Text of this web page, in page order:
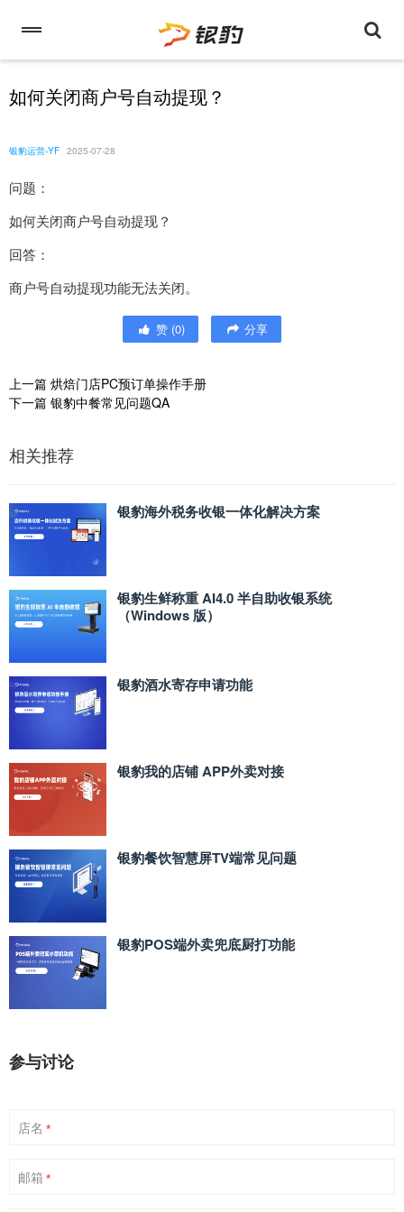
如何关闭商户号自动提现？
银豹运营-YF 2025-07-28
问题：
如何关闭商户号自动提现？
回答：
商户号自动提现功能无法关闭。
赞 (0) 分享
上一篇 烘焙门店PC预订单操作手册
下一篇 银豹中餐常见问题QA
相关推荐
银豹海外税务收银一体化解决方案
银豹生鲜称重 AI4.0 半自助收银系统
（Windows 版）
银豹酒水寄存申请功能
银豹我的店铺 APP外卖对接
银豹餐饮智慧屏TV端常见问题
银豹POS端外卖兜底厨打功能
参与讨论
店名 *
邮箱 *